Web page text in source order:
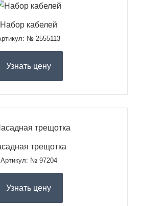
Набор кабелей
№ 2555113
Узнать цену
трещотка
Артикул: № 97204
Узнать цену